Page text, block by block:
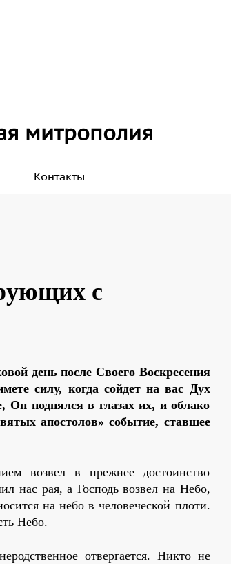
Контакты
с
день после Своего Воскресения
силу, когда сойдет на вас Дух
поднялся в глазах их, и облако
апостолов» событие, ставшее
возвел в прежнее достоинство
нас рая, а Господь возвел на Небо,
на небо в человеческой плоти.
Небо.
отвергается. Никто не